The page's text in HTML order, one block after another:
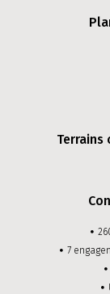
Terrains
7